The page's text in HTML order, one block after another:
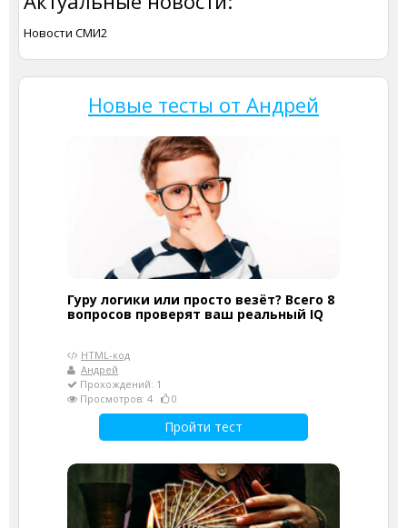
Новости СМИ2
Новые тесты от Андрей
Гуру логики или просто везёт? Всего 8
вопросов проверят ваш реальный IQ
HTML-код
Андрей
Прохождений: 1
Просмотров: 4
0
Пройти тест